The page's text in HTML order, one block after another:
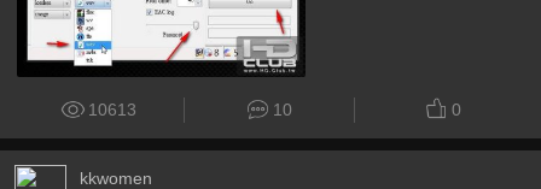
10613 10 0
kkwomen